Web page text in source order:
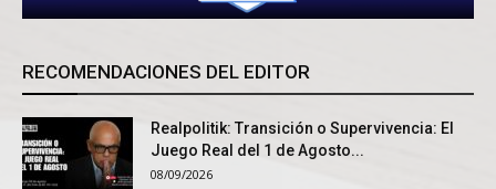
RECOMENDACIONES DEL EDITOR
Realpolitik: Transición o Supervivencia: El
Juego Real del 1 de Agosto...
08/09/2026